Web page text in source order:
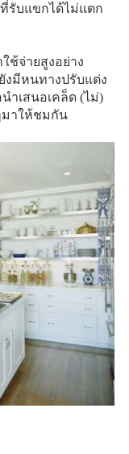
รับแขกได้ไม่แตก
ช้จ่ายสูงอย่าง
งมีหนทางปรับแต่ง
ำเสนอเคล็ด (ไม่)
มาให้ชมกัน